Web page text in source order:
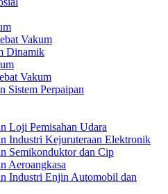
Vakum
Dinamik
Vakum
Sistem Perpaipan
Loji Pemisahan Udara
Industri Kejuruteraan Elektronik
Semikonduktor dan Cip
Aeroangkasa
Industri Enjin Automobil dan